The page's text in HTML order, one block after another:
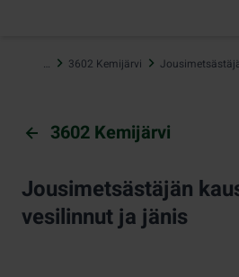
… 3602 Kemijärvi
3602 Kemijärvi
Jousimetsästäjän
vesilinnut ja jänis